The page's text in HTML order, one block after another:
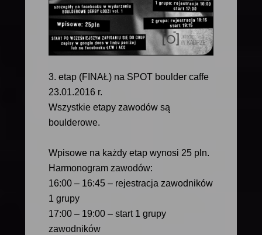
3. etap (FINAŁ) na SPOT boulder caffe
23.01.2016 r.
Wszystkie etapy zawodów są
boulderowe.
Wpisowe na każdy etap wynosi 25 pln.
Harmonogram zawodów:
16:00 – 16:45 – rejestracja zawodników
1 grupy
17:00 – 19:00 – start 1 grupy
zawodników